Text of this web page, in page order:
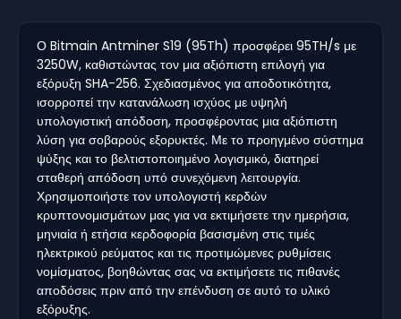
Ο Bitmain Antminer S19 (95Th) προσφέρει 95TH/s με
3250W, καθιστώντας τον μια αξιόπιστη επιλογή για
εξόρυξη SHA-256. Σχεδιασμένος για αποδοτικότητα,
ισορροπεί την κατανάλωση ισχύος με υψηλή
υπολογιστική απόδοση, προσφέροντας μια αξιόπιστη
λύση για σοβαρούς εξορυκτές. Με το προηγμένο σύστημα
ψύξης και το βελτιστοποιημένο λογισμικό, διατηρεί
σταθερή απόδοση υπό συνεχόμενη λειτουργία.
Χρησιμοποιήστε τον υπολογιστή κερδών
κρυπτονομισμάτων μας για να εκτιμήσετε την ημερήσια,
μηνιαία ή ετήσια κερδοφορία βασισμένη στις τιμές
ηλεκτρικού ρεύματος και τις προτιμώμενες ρυθμίσεις
νομίσματος, βοηθώντας σας να εκτιμήσετε τις πιθανές
αποδόσεις πριν από την επένδυση σε αυτό το υλικό
εξόρυξης.